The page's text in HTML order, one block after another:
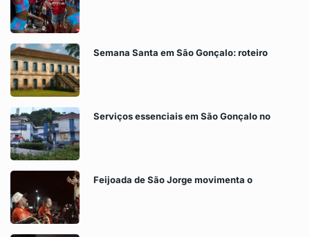
Semana Santa em São Gonçalo: roteiro
Serviços essenciais em São Gonçalo no
Feijoada de São Jorge movimenta o